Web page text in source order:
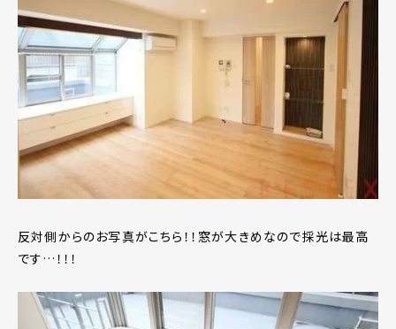
反対側からのお写真がこちら！！窓が大きめなので採光は最高
です…！！！